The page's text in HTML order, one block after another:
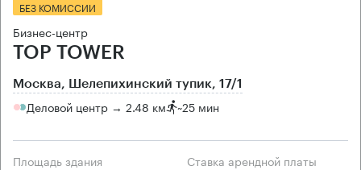
БЕЗ КОМИССИИ
Бизнес-центр
TOP TOWER
Москва, Шелепихинский тупик, 17/1
Деловой центр → 2.48 км ~25 мин
Площадь здания Ставка арендной платы